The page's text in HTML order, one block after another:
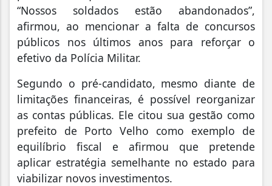
“Nossos soldados estão abandonados”,
afirmou, ao mencionar a falta de concursos
públicos nos últimos anos para reforçar o
efetivo da Polícia Militar.
Segundo o pré-candidato, mesmo diante de
limitações financeiras, é possível reorganizar
as contas públicas. Ele citou sua gestão como
prefeito de Porto Velho como exemplo de
equilíbrio fiscal e afirmou que pretende
aplicar estratégia semelhante no estado para
viabilizar novos investimentos.